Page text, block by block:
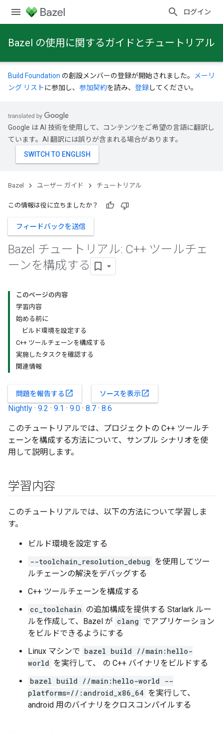
ログイン
Bazel の使用に関するガイドとチュートリアル
Build Foundation の創設メンバーの登録が開始されました。
メーリ
ング リスト に参加し、 参加契約を読み、 登録してください。
Google は AI 技術を使用して、コンテンツをご希望の言語に翻訳し
ています。AI 翻訳には誤りが含まれる場合があります。
Bazel ユーザー ガイド チュートリアル
この情報は役に立ちましたか？
フィードバックを送信
Bazel チュートリアル: C++ ツールチェ
ーンを構成する
このページの内容
学習内容
始める前に
ビルド環境を設定する
C++ ツールチェーンを構成する
実施したタスクを確認する
関連情報
問題を報告する open_in_new ソースを表示open_in_new
Nightly · 9.2 · 9.1 · 9.0 · 8.7 · 8.6
このチュートリアルでは、プロジェクトの C++ ツールチ
ェーンを構成する方法について、サンプル シナリオを使
用して説明します。
学習内容
このチュートリアルでは、以下の方法について学習しま
す。
ビルド環境を設定する
--toolchain_resolution_debug を使用してツー
ルチェーンの解決をデバッグする
C++ ツールチェーンを構成する
cc_toolchain の追加構成を提供する Starlark ルー
ルを作成して、Bazel が clang でアプリケーション
をビルドできるようにする
Linux マシンで bazel build //main:hello-
world を実行して、 の C++ バイナリをビルドする
bazel build //main:hello-world --
platforms=//:android_x86_64 を実行して、
android 用のバイナリをクロスコンパイルする